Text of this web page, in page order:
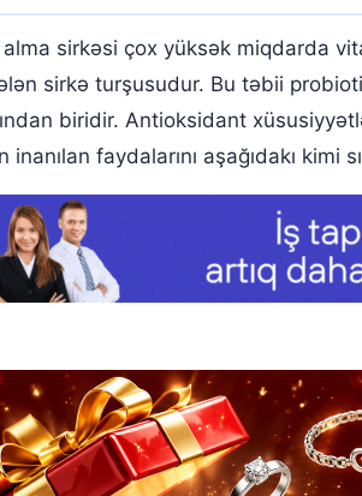
dəri üçün faydaları
saçın pH balansını qoruyur
üz üçün faydaları
necə istifadə etmək olar?
sirkəsi çox yüksək miqdarda
sirkə turşusudur. Bu təbii
biridir. Antioksidant
inanılan faydalarını aşağıdakı kimi